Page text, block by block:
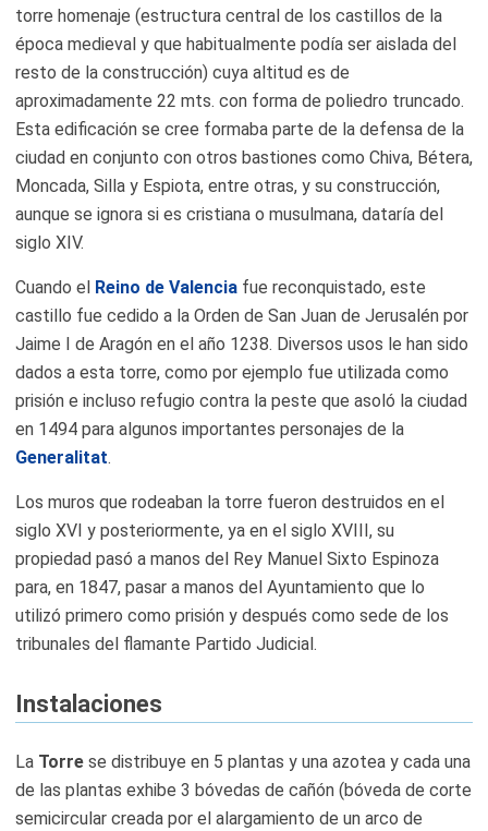
torre homenaje (estructura central de los castillos de la
época medieval y que habitualmente podía ser aislada del
resto de la construcción) cuya altitud es de
aproximadamente 22 mts. con forma de poliedro truncado.
Esta edificación se cree formaba parte de la defensa de la
ciudad en conjunto con otros bastiones como Chiva, Bétera,
Moncada, Silla y Espiota, entre otras, y su construcción,
aunque se ignora si es cristiana o musulmana, dataría del
siglo XIV.
Cuando el Reino de Valencia fue reconquistado, este
castillo fue cedido a la Orden de San Juan de Jerusalén por
Jaime I de Aragón en el año 1238. Diversos usos le han sido
dados a esta torre, como por ejemplo fue utilizada como
prisión e incluso refugio contra la peste que asoló la ciudad
en 1494 para algunos importantes personajes de la
Generalitat.
Los muros que rodeaban la torre fueron destruidos en el
siglo XVI y posteriormente, ya en el siglo XVIII, su
propiedad pasó a manos del Rey Manuel Sixto Espinoza
para, en 1847, pasar a manos del Ayuntamiento que lo
utilizó primero como prisión y después como sede de los
tribunales del flamante Partido Judicial.
Instalaciones
La Torre se distribuye en 5 plantas y una azotea y cada una
de las plantas exhibe 3 bóvedas de cañón (bóveda de corte
semicircular creada por el alargamiento de un arco de